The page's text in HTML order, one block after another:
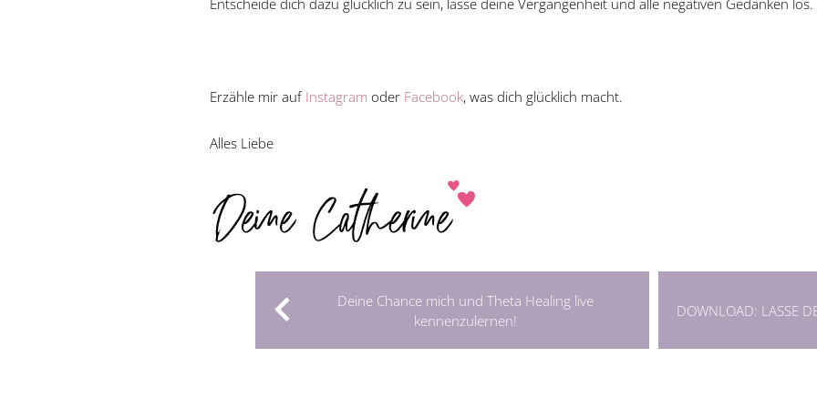
Entscheide dich dazu glücklich zu sein, lasse deine Vergangenheit und alle negativen Gedanken los.
Erzähle mir auf Instagram oder Facebook, was dich glücklich macht.
Alles Liebe
Deine Chance mich und Theta Healing live
kennenzulernen!
DOWNLOAD: LASSE